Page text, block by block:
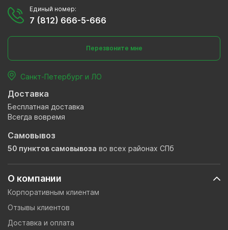
О компании
Корпоративным клиентам
Отзывы клиентов
Доставка и оплата
Единый номер:
7 (812) 666-5-666
Перезвоните мне
Санкт-Петербург и ЛО
Доставка
Бесплатная доставка
Всегда вовремя
Самовывоз
50 пунктов самовывоза во всех районах СПб